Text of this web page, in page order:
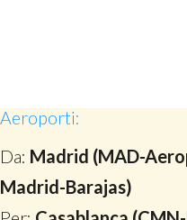
Aeroporti:
Da: Madrid (MAD-
Madrid-Barajas)